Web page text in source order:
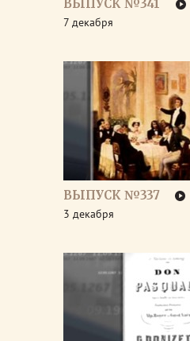
ВЫПУСК №341
7 декабря
ВЫПУСК №337
3 декабря